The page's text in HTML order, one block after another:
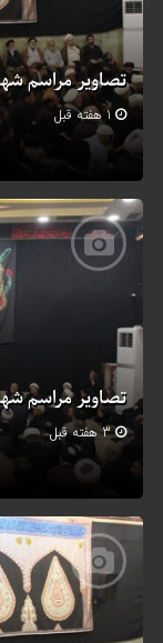
تصاویر مراسم
1 هفته قبل
تصاویر مراسم
3 هفته قبل